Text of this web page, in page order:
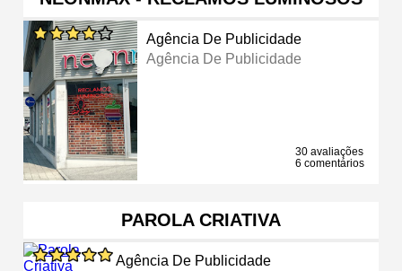
Agência De Publicidade
Agência De Publicidade
30 avaliações
6 comentários
PAROLA CRIATIVA
Agência De Publicidade